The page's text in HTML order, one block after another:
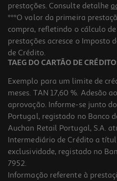
Armadilha Casapack Formigas 2un
1.7 €/un
Price reduced from
3,89 €to
3,39 €
Promoção
prestações. Consulte detalhe
***O valor da primeira
compra, refletindo o cálculo
prestações acresce o Imposto
de Crédito.
TAEG DO CARTÃO DE
Exemplo para um limite de
meses. TAN 17,60 %. Adesão
aprovação. Informe-se junto
Portugal, registado no Banco
Auchan Retail Portugal, S.A.
Intermediário de Crédito a
exclusividade, registado no
7952.
Informação referente à